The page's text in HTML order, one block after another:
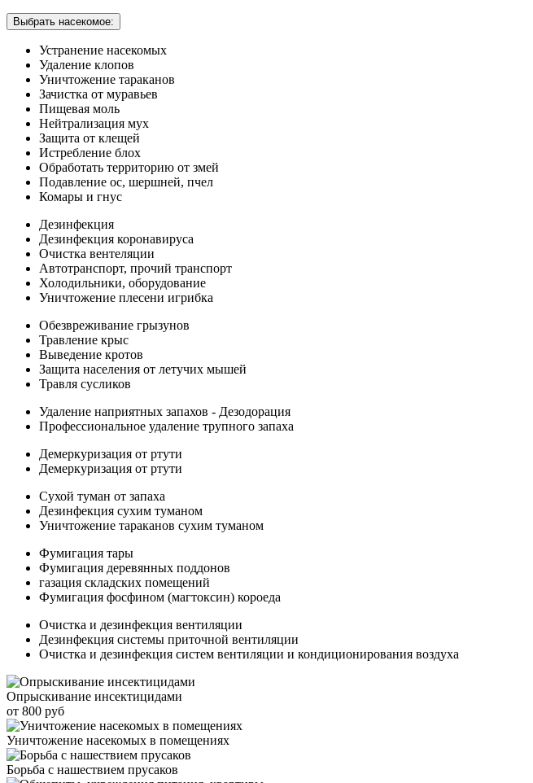
Выбрать насекомое:
Устранение насекомых
Удаление клопов
Уничтожение тараканов
Зачистка от муравьев
Пищевая моль
Нейтрализация мух
Защита от клещей
Истребление блох
Обработать территорию от змей
Подавление ос, шершней, пчел
Комары и гнус
Дезинфекция
Дезинфекция коронавируса
Очистка вентеляции
Автотранспорт, прочий транспорт
Холодильники, оборудование
Уничтожение плесени игрибка
Обезвреживание грызунов
Травление крыс
Выведение кротов
Защита населения от летучих мышей
Травля сусликов
Удаление наприятных запахов - Дезодорация
Профессиональное удаление трупного запаха
Демеркуризация от ртути
Демеркуризация от ртути
Сухой туман от запаха
Дезинфекция сухим туманом
Уничтожение тараканов сухим туманом
Фумигация тары
Фумигация деревянных поддонов
газация складских помещений
Фумигация фосфином (магтоксин) короеда
Очистка и дезинфекция вентиляции
Дезинфекция системы приточной вентиляции
Очистка и дезинфекция систем вентиляции и кондиционирования воздуха
Опрыскивание инсектицидами
от 800 руб
Уничтожение насекомых в помещениях
Борьба с нашествием прусаков